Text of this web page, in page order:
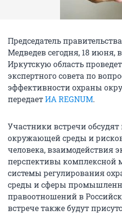
Председатель
Медведев сегодня, 18 июня,
Иркутскую область
экспертного совета по
эффективности охраны
передаетИА REGNUM.
Участники встречи
окружающей среды и
человека, взаимодействия
перспективы комплексной
системы регулирования
среды и сферы
правоотношений в
встрече также будут